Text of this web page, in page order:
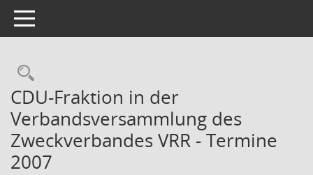
Toggle navigation
Rechercheauswahl
CDU-Fraktion in der
Verbandsversammlung des
Zweckverbandes VRR - Termine
2007